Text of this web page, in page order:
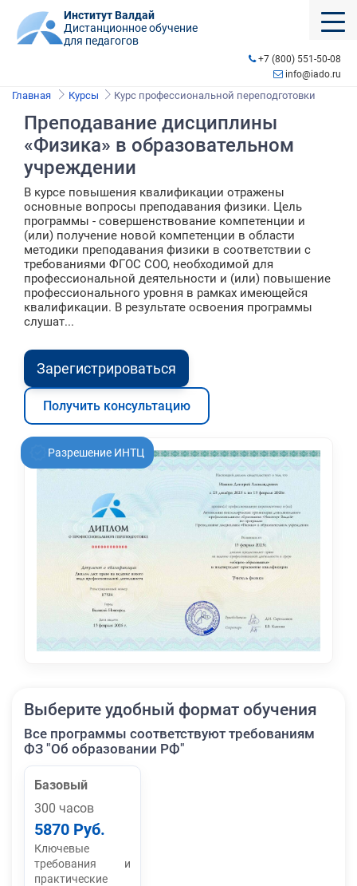
Институт Валдай
Дистанционное обучение
для педагогов
+7 (800) 551-50-08
info@iado.ru
Главная Курсы Курс профессиональной переподготовки
Преподавание дисциплины
«Физика» в образовательном
учреждении
В курсе повышения квалификации отражены
основные вопросы преподавания физики. Цель
программы - совершенствование компетенции и
(или) получение новой компетенции в области
методики преподавания физики в соответствии с
требованиями ФГОС СОО, необходимой для
профессиональной деятельности и (или) повышение
профессионального уровня в рамках имеющейся
квалификации. В результате освоения программы
слушат...
Зарегистрироваться
Получить консультацию
Разрешение ИНТЦ
Выберите удобный формат обучения
Все программы соответствуют требованиям
ФЗ "Об образовании РФ"
Базовый
300 часов
5870 Руб.
Ключевые
требования и
практические